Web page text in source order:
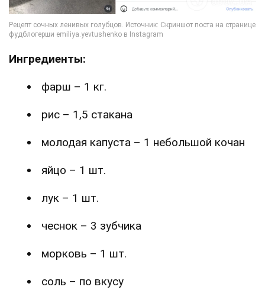
Ингредиенты:
фарш – 1 кг.
рис – 1,5 стакана
молодая капуста – 1 небольшой кочан
яйцо – 1 шт.
лук – 1 шт.
чеснок – 3 зубчика
морковь – 1 шт.
соль – по вкусу